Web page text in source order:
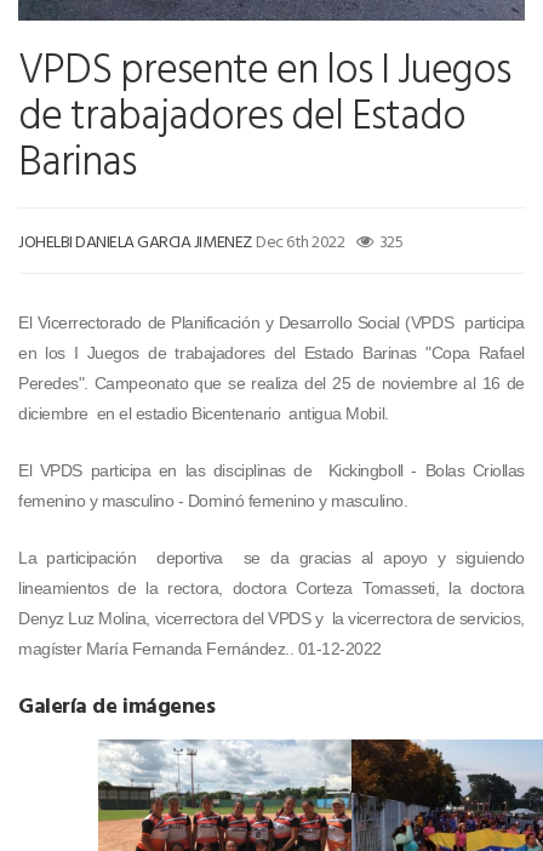
VPDS presente en los I Juegos
de trabajadores del Estado
Barinas
JOHELBI DANIELA GARCIA JIMENEZ Dec 6th 2022 325
El Vicerrectorado de Planificación y Desarrollo Social (VPDS participa
en los I Juegos de trabajadores del Estado Barinas "Copa Rafael
Peredes". Campeonato que se realiza del 25 de noviembre al 16 de
diciembre en el estadio Bicentenario antigua Mobil.
El VPDS participa en las disciplinas de Kickingboll - Bolas Criollas
femenino y masculino - Dominó femenino y masculino.
La participación deportiva se da gracias al apoyo y siguiendo
lineamientos de la rectora, doctora Corteza Tomasseti, la doctora
Denyz Luz Molina, vicerrectora del VPDS y la vicerrectora de servicios,
magíster María Fernanda Fernández.. 01-12-2022
Galería de imágenes